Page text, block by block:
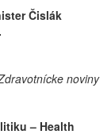
Čislák
noviny
– Health